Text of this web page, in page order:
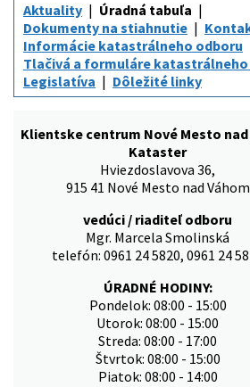
Aktuality
Úradná tabuľa
Dokumenty na stiahnutie
Informácie katastrálneho odboru
Tlačivá a formuláre
Legislatíva
Dôležité linky
Klientske centrum Nové Mesto nad
Kataster
Hviezdoslavova 36,
915 41 Nové Mesto nad Váhom
vedúci / riaditeľ odboru
Mgr. Marcela Smolinská
telefón: 0961 24 5820, 0961 24
ÚRADNÉ HODINY:
Pondelok: 08:00 - 15:00
Utorok: 08:00 - 15:00
Streda: 08:00 - 17:00
Štvrtok: 08:00 - 15:00
Piatok: 08:00 - 14:00